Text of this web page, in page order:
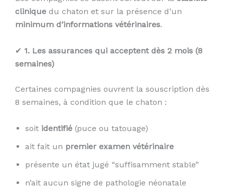
clinique du chaton et sur la présence d’un
minimum d’informations vétérinaires.
✔ 1. Les assurances qui acceptent dès 2 mois (8
semaines)
Certaines compagnies ouvrent la souscription dès
8 semaines, à condition que le chaton :
soit identifié (puce ou tatouage)
ait fait un premier examen vétérinaire
présente un état jugé “suffisamment stable”
n’ait aucun signe de pathologie néonatale